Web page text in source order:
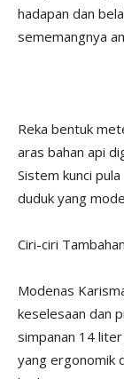
hadapan dan
sememangnya
Reka bentuk
aras bahan api
Sistem kunci
duduk yang
Ciri-ciri Tambahan
Modenas
keselesaan dan
simpanan 14
yang ergonomik